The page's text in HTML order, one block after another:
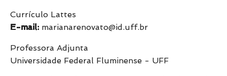
Currículo Lattes
E-mail: marianarenovato@id.uff.br
Professora Adjunta
Universidade Federal Fluminense - UFF